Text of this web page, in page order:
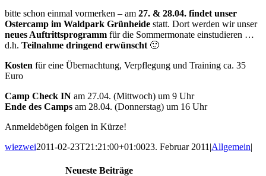
bitte schon einmal vormerken – am 27. & 28.04. findet unser
Ostercamp im Waldpark Grünheide statt. Dort werden wir unser
neues Auftrittsprogramm für die Sommermonate einstudieren …
d.h. Teilnahme dringend erwünscht🙂
Kosten für eine Übernachtung, Verpflegung und Training ca. 35
Euro
Camp Check IN am 27.04. (Mittwoch) um 9 Uhr
Ende des Camps am 28.04. (Donnerstag) um 16 Uhr
Anmeldebögen folgen in Kürze!
wiezwei2011-02-23T21:21:00+01:0023. Februar 2011|Allgemein|
Neueste Beiträge